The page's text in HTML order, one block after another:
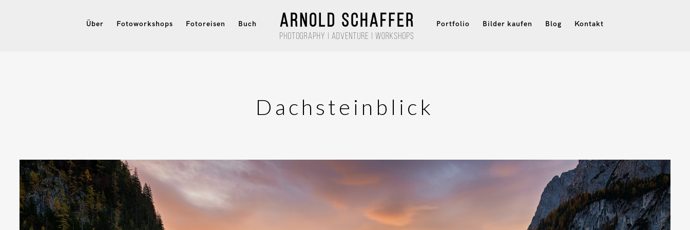
Über Fotoworkshops Fotoreisen Buch Portfolio Bilder kaufen Blog Kontakt
Dachsteinblick